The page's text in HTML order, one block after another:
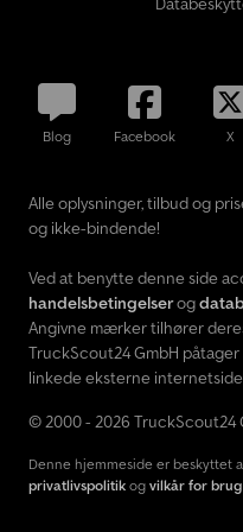
Blog Facebook X
Alle oplysninger, tilbud og
og ikke-bindende!
Ved at benytte denne side
handelsbetingelserog
Angivne mærker tilhører
TruckScout24 GmbH
linkede eksterne
© 2000 - 2026 TruckScout24
Denne hjemmeside er beskyttet
privatlivspolitik og vilkår for brug